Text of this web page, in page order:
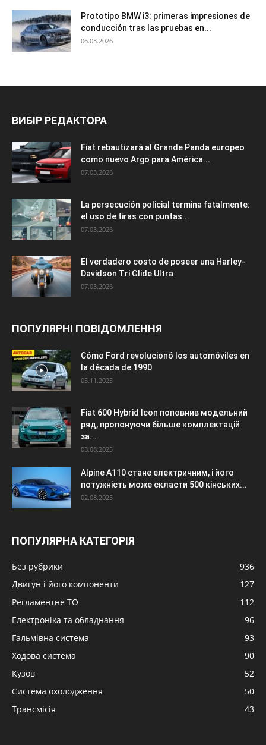
Prototipo BMW i3: primeras impresiones de
conducción tras las pruebas en...
06.03.2026
ВИБІР РЕДАКТОРА
Fiat rebautizará al Grande Panda europeo
como nuevo Argo para América...
07.03.2026
La persecución policial termina fatalmente:
el uso de tiras con puntas...
07.03.2026
El verdadero costo de poseer una Harley-
Davidson Tri Glide Ultra
07.03.2026
ПОПУЛЯРНІ ПОВІДОМЛЕННЯ
Cómo Ford revolucionó los automóviles en
la década de 1990
05.11.2025
Fiat 600 Hybrid Icon поповнив модельний
ряд, пропонуючи більше комплектацій
за...
03.08.2025
Alpine A110 стане електричним, і його
потужність може скласти 500 кінських...
02.08.2025
ПОПУЛЯРНА КАТЕГОРІЯ
Без рубрики
936
Двигун і його компоненти
127
Регламентне ТО
112
Електроніка та обладнання
96
Гальмівна система
93
Ходова система
90
Кузов
52
Система охолодження
50
Трансмісія
43